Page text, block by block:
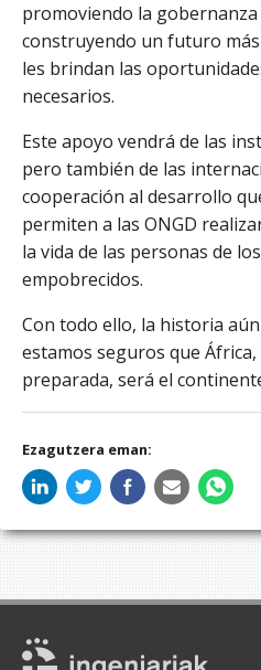
promoviendo la
construyendo un futuro
les brindan las
necesarios.
Este apoyo vendrá de las
pero también de las
cooperación al desarrollo
permiten a las ONGD
la vida de las personas de
empobrecidos.
Con todo ello, la historia
estamos seguros que
preparada, será el
Ezagutzera eman: